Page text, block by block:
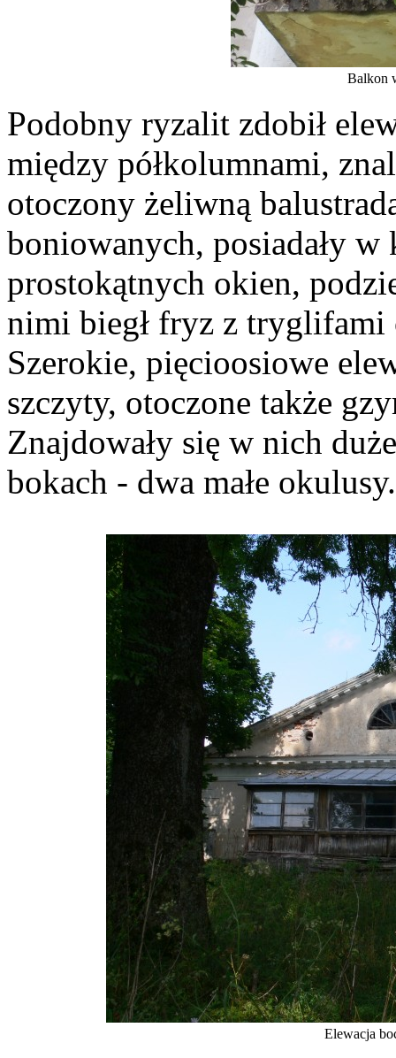
Balkon
Podobny ryzalit zdobił
między półkolumnami,
otoczony żeliwną
boniowanych, posiadały
prostokątnych okien,
nimi biegł fryz z
Szerokie, pięcioosiowe
szczyty, otoczone także
Znajdowały się w nich
bokach - dwa małe okulusy.
Elewacja